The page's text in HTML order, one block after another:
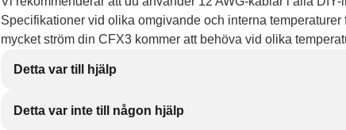
Specifikationer vid olika omgivande och interna temperaturer
mycket ström din CFX3 kommer att behöva vid olika
Detta var till hjälp
Detta var inte till någon hjälp